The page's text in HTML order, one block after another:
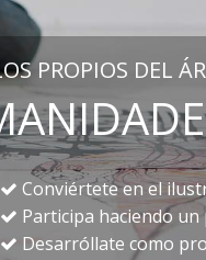
PROPIOS DEL
Conviértete en el
Participa haciendo
Desarróllate como